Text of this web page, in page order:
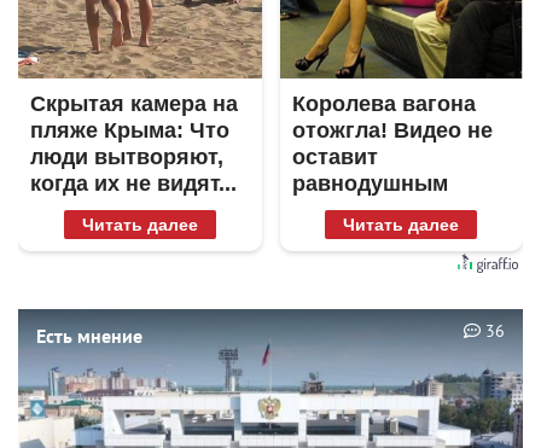
Скрытая камера на
пляже Крыма: Что
люди вытворяют,
когда их не видят...
Читать далее
Королева вагона
отожгла! Видео не
оставит
равнодушным
Читать далее
Есть мнение 36